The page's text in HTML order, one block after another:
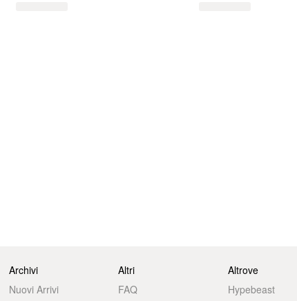
Archivi
Nuovi Arrivi
Altri
FAQ
Altrove
Hypebeast